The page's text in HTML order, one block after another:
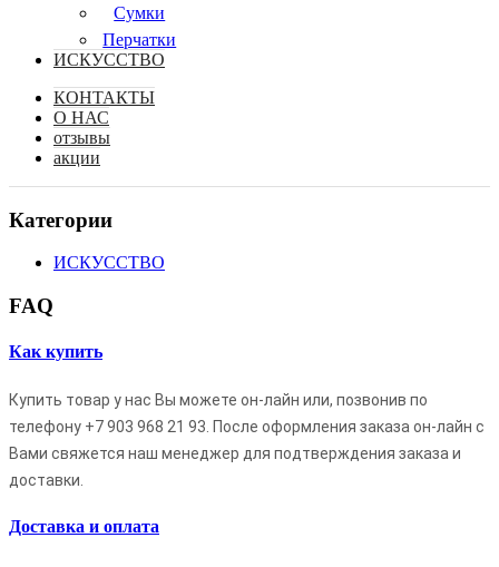
Сумки
Перчатки
ИСКУССТВО
КОНТАКТЫ
О НАС
отзывы
акции
Категории
ИСКУССТВО
FAQ
Как купить
Купить товар у нас Вы можете он-лайн или, позвонив по
телефону +7 903 968 21 93 . После оформления заказа он-лайн с
Вами свяжется наш менеджер для подтверждения заказа и
доставки.
Доставка и оплата